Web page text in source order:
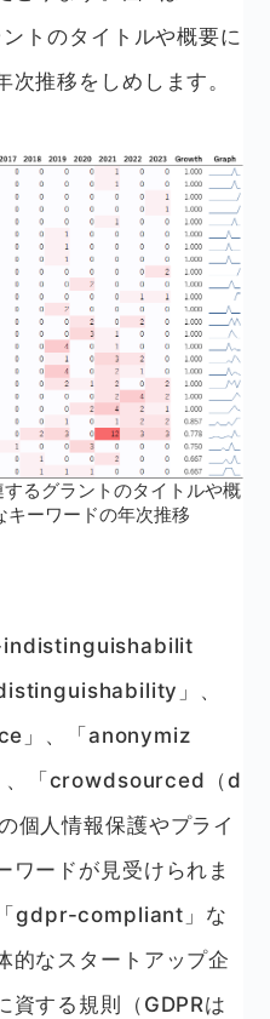
トのタイトルや概要に
推移をしめします。
るグラントのタイトルや概
ーワードの年次推移
indistinguishabilit
」、
」、「anonymiz
「crowdsourced（d
人情報保護やプライ
ワードが見受けられま
gdpr-compliant」な
的なスタートアップ企
資する規則（GDPRは